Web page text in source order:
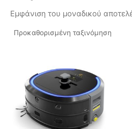
ΑΞΕΣΟΥΑΡ
ΚΑΘΑΡΙΣΤΙΚΑ
Εμφάνιση του μοναδικού